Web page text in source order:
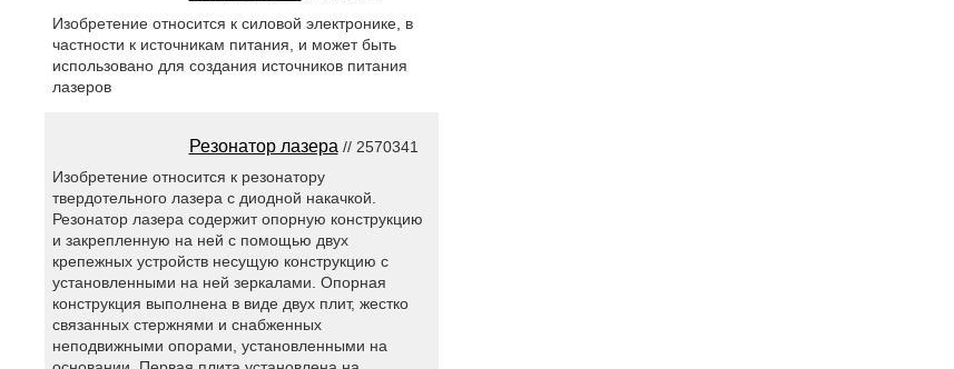
Изобретение относится к силовой электронике, в
частности к источникам питания, и может быть
использовано для создания источников питания
лазеров
Резонатор лазера // 2570341
Изобретение относится к резонатору
твердотельного лазера с диодной накачкой.
Резонатор лазера содержит опорную конструкцию
и закрепленную на ней с помощью двух
крепежных устройств несущую конструкцию с
установленными на ней зеркалами. Опорная
конструкция выполнена в виде двух плит, жестко
связанных стержнями и снабженных
неподвижными опорами, установленными на